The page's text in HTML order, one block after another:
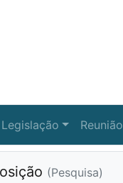
Legislação Reunião
(Pesquisa)